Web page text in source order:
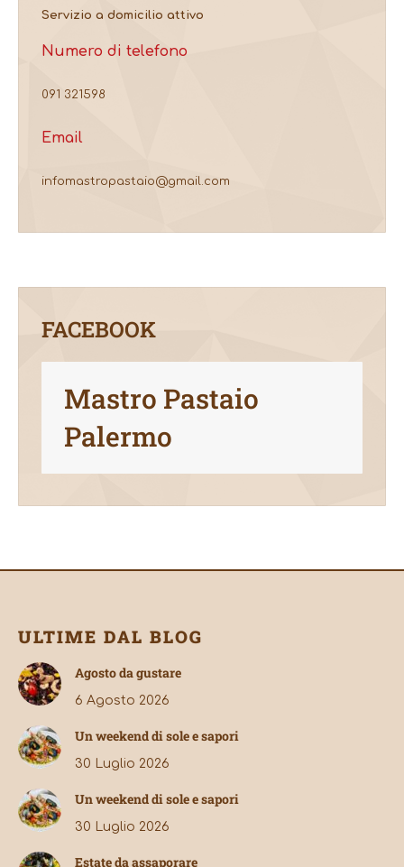
Servizio a domicilio attivo
Numero di telefono
091 321598
Email
infomastropastaio@gmail.com
FACEBOOK
Mastro Pastaio
Palermo
ULTIME DAL BLOG
Agosto da gustare
6 Agosto 2026
Un weekend di sole e sapori
30 Luglio 2026
Un weekend di sole e sapori
30 Luglio 2026
Estate da assaporare